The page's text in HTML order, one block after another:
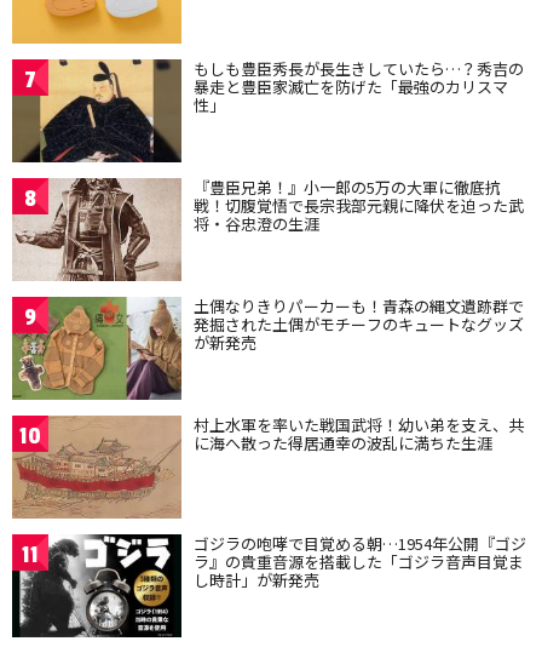
7 もしも豊臣秀長が長生きしていたら…？秀吉の
暴走と豊臣家滅亡を防げた「最強のカリスマ
性」
8 『豊臣兄弟！』小一郎の5万の大軍に徹底抗
戦！切腹覚悟で長宗我部元親に降伏を迫った武
将・谷忠澄の生涯
9 土偶なりきりパーカーも！青森の縄文遺跡群で
発掘された土偶がモチーフのキュートなグッズ
が新発売
10 村上水軍を率いた戦国武将！幼い弟を支え、共
に海へ散った得居通幸の波乱に満ちた生涯
11 ゴジラの咆哮で目覚める朝…1954年公開『ゴジ
ラ』の貴重音源を搭載した「ゴジラ音声目覚ま
し時計」が新発売